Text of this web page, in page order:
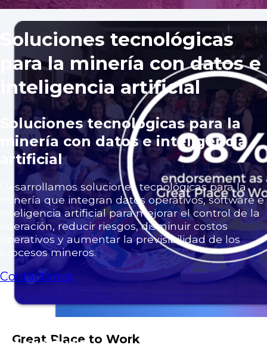
Great Place to Work
Soluciones tecnológicas
para la minería con datos e
inteligencia artificial
Soluciones tecnológicas para la
minería con datos e inteligencia
artificial
Desarrollamos soluciones tecnológicas para la
minería que integran datos operativos, software e
inteligencia artificial para mejorar el control de la
operación, reducir riesgos, disminuir costos
operativos y aumentar la previsibilidad de los
procesos mineros.
Contáctanos
operativas